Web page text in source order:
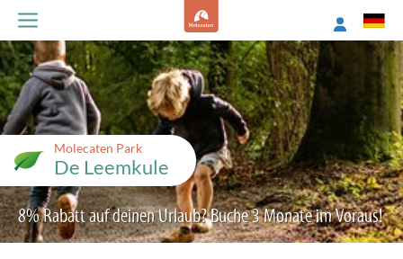
Molecaten Park
De Leemkule
8% Rabatt auf deinen Urlaub? Buche 3 Monate im Voraus!